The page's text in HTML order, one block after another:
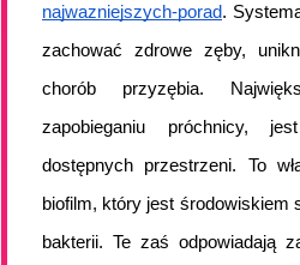
najwazniejszych-porad.
zachować zdrowe zęby,
chorób przyzębia.
zapobieganiu próchnicy,
dostępnych przestrzeni. To
biofilm, który jest środowiskiem
bakterii. Te zaś odpowiadają